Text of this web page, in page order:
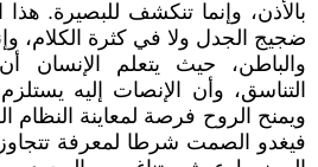
بالأذن، وإنما تنكشف للبصيرة.
ضجيج الجدل ولا في كثرة الكلام،
والباطن، حيث يتعلم الإنسان
التناسق، وأن الإنصات إليه
ويمنح الروح فرصة لمعاينة النظام
فيغدو الصمت شرطا لمعرفة